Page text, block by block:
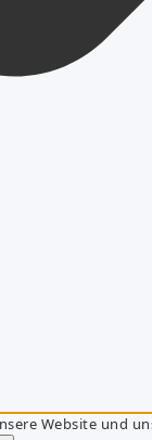
Website und